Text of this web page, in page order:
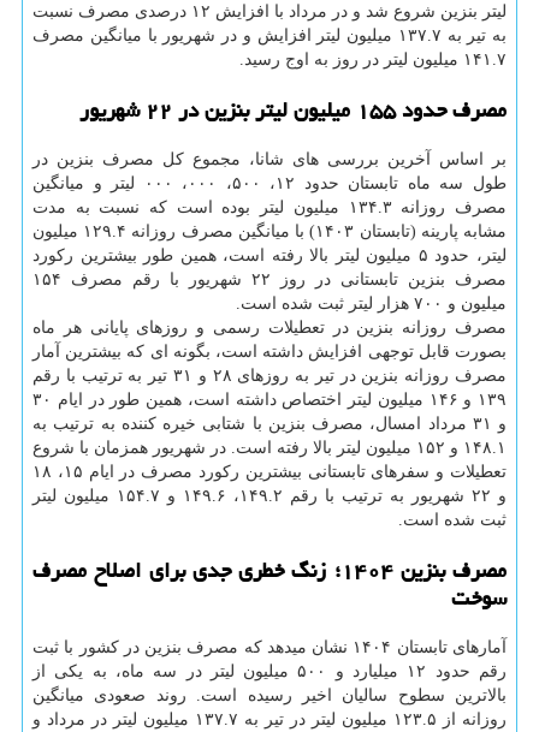
لیتر بنزین شروع شد و در مرداد با افزایش ۱۲ درصدی مصرف نسبت
به تیر به ۱۳۷.۷ میلیون لیتر افزایش و در شهریور با میانگین مصرف
۱۴۱.۷ میلیون لیتر در روز به اوج رسید.
مصرف حدود ۱۵۵ میلیون لیتر بنزین در ۲۲ شهریور
بر اساس آخرین بررسی های شانا، مجموع کل مصرف بنزین در
طول سه ماه تابستان حدود ۱۲، ۵۰۰، ۰۰۰، ۰۰۰ لیتر و میانگین
مصرف روزانه ۱۳۴.۳ میلیون لیتر بوده است که نسبت به مدت
مشابه پارینه (تابستان ۱۴۰۳) با میانگین مصرف روزانه ۱۲۹.۴ میلیون
لیتر، حدود ۵ میلیون لیتر بالا رفته است، همین طور بیشترین رکورد
مصرف بنزین تابستانی در روز ۲۲ شهریور با رقم مصرف ۱۵۴
میلیون و ۷۰۰ هزار لیتر ثبت شده است.
مصرف روزانه بنزین در تعطیلات رسمی و روزهای پایانی هر ماه
بصورت قابل توجهی افزایش داشته است، بگونه ای که بیشترین آمار
مصرف روزانه بنزین در تیر به روزهای ۲۸ و ۳۱ تیر به ترتیب با رقم
۱۳۹ و ۱۴۶ میلیون لیتر اختصاص داشته است، همین طور در ایام ۳۰
و ۳۱ مرداد امسال، مصرف بنزین با شتابی خیره کننده به ترتیب به
۱۴۸.۱ و ۱۵۲ میلیون لیتر بالا رفته است. در شهریور همزمان با شروع
تعطیلات و سفرهای تابستانی بیشترین رکورد مصرف در ایام ۱۵، ۱۸
و ۲۲ شهریور به ترتیب با رقم ۱۴۹.۲، ۱۴۹.۶ و ۱۵۴.۷ میلیون لیتر
ثبت شده است.
مصرف بنزین ۱۴۰۴؛ زنگ خطری جدی برای اصلاح مصرف
سوخت
آمارهای تابستان ۱۴۰۴ نشان میدهد که مصرف بنزین در کشور با ثبت
رقم حدود ۱۲ میلیارد و ۵۰۰ میلیون لیتر در سه ماه، به یکی از
بالاترین سطوح سالیان اخیر رسیده است. روند صعودی میانگین
روزانه از ۱۲۳.۵ میلیون لیتر در تیر به ۱۳۷.۷ میلیون لیتر در مرداد و